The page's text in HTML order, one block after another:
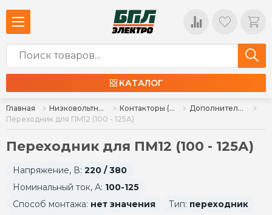
КАТАЛОГ
Главная Низковольтное оборудование Контакторы (пускатели), комплектующие
Дополнительные устройства для контакторов (пускателей)
Переходник для ПМ12 (100 - 125А)
Переходник для ПМ12 (100 - 125А)
Напряжение, В: 220 / 380
Номинальный ток, А: 100-125
Способ монтажа: нет значения Тип: переходник